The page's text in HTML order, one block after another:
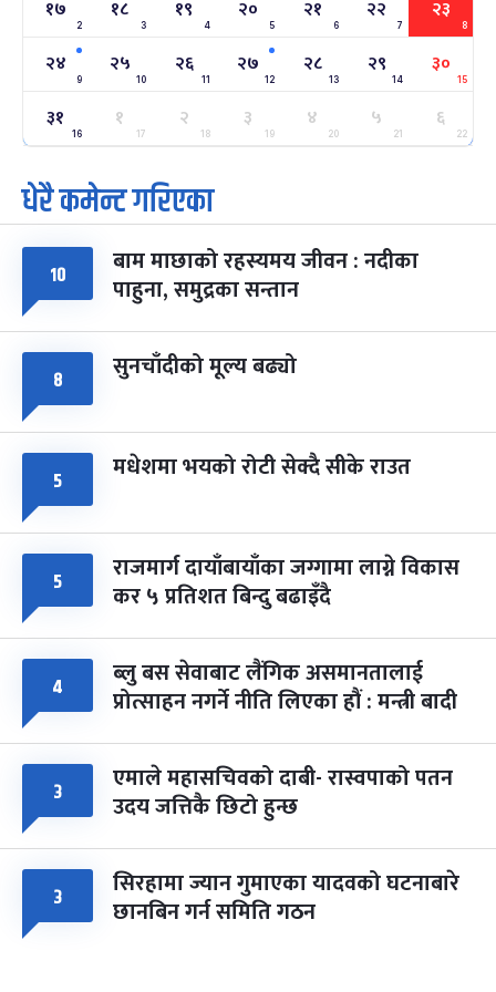
सोम फाल्गुन २४, २०८३- Mar 8, 2027
७ महिना बाँकी
२५
मंगल
ग्याल्पो ल्होसार
फाल्गुन २५, २०८३ Mar 9, 2027
७ महिना बाँकी
७ पूर्णिमा व्रत
चैत्र ७, २०८३-Mar 21, 2027
८
सोम
फागुपूर्णिमा
चैत्र ८, २०८३-Mar 22, 2027
७ महिना बाँकी
१७
2
१८
3
१९
4
२०
5
२१
6
२२
7
२३
8
२४
9
२५
10
२६
11
२७
12
२८
13
२९
14
३०
15
३१
16
१
17
२
18
३
19
४
20
५
21
६
22
धेरै कमेन्ट गरिएका
१० बाम माछाको रहस्यमय जीवन : नदीका
पाहुना, समुद्रका सन्तान
८ सुनचाँदीको मूल्य बढ्यो
५ मधेशमा भयको रोटी सेक्दै सीके राउत
५ राजमार्ग दायाँबायाँका जग्गामा लाग्ने विकास
कर ५ प्रतिशत बिन्दु बढाइँदै
४ ब्लु बस सेवाबाट लैंगिक असमानतालाई
प्रोत्साहन नगर्ने नीति लिएका हौं : मन्त्री बादी
३ एमाले महासचिवको दाबी- रास्वपाको पतन
उदय जत्तिकै छिटो हुन्छ
३ सिरहामा ज्यान गुमाएका यादवको घटनाबारे
छानबिन गर्न समिति गठन